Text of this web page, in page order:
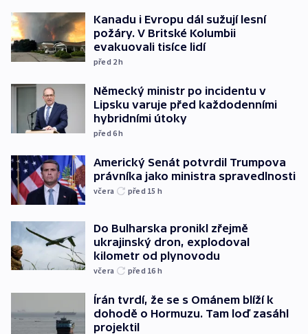
Kanadu i Evropu dál sužují lesní
požáry. V Britské Kolumbii
evakuovali tisíce lidí
před 2h
Německý ministr po incidentu v
Lipsku varuje před každodenními
hybridními útoky
před 6h
Americký Senát potvrdil Trumpova
právníka jako ministra spravedlnosti
včera před 15 h
Do Bulharska pronikl zřejmě
ukrajinský dron, explodoval
kilometr od plynovodu
včera před 16 h
Írán tvrdí, že se s Ománem blíží k
dohodě o Hormuzu. Tam loď zasáhl
projektil